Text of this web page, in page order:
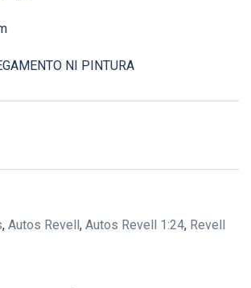
NI PINTURA
, Autos Revell, Autos Revell 1:24, Revell